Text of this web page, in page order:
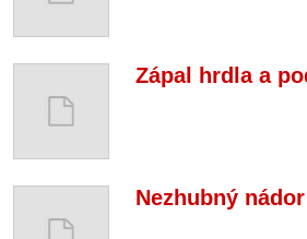
Zápal hrdla a
Nezhubný